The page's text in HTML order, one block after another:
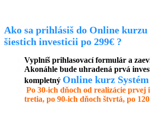
Ako sa prihlásiš do Online
šiestich investicii po 299€ ?
Vyplníš prihlasovací formulár a
Akonáhle bude uhradená prvá
kompletný Online kurz
Po 30-ich dňoch od realizácie
tretia, po 90-ich dňoch štvrtá, po